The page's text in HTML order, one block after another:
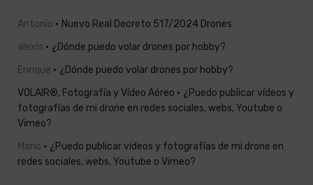
Antonio
Nuevo Real Decreto 517/2024 Drones
alexis
¿Dónde puedo volar drones por hobby?
Enrique
¿Dónde puedo volar drones por hobby?
VOLAIR®, Fotografía y Vídeo Aéreo
¿Puedo publicar vídeos y
fotografías de mi drone en redes sociales, webs, Youtube o
Vimeo?
Mario
¿Puedo publicar vídeos y fotografías de mi drone en
redes sociales, webs, Youtube o Vimeo?